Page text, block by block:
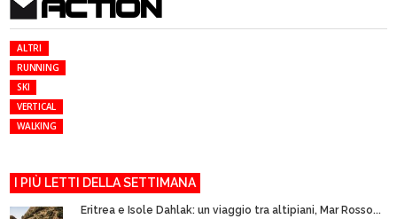
ALTRI
RUNNING
SKI
VERTICAL
WALKING
I PIÙ LETTI DELLA SETTIMANA
Eritrea e Isole Dahlak: un viaggio tra altipiani, Mar Rosso...